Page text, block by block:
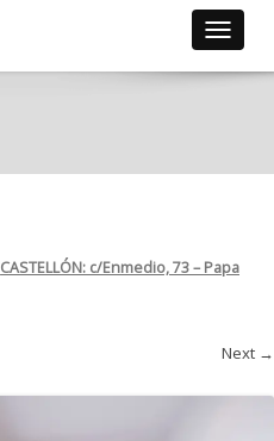
Toggle
CASTELLÓN: c/Enmedio, 73 – Papa
Next →